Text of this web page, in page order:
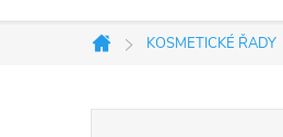
Domů
KOSMETICKÉ ŘADY